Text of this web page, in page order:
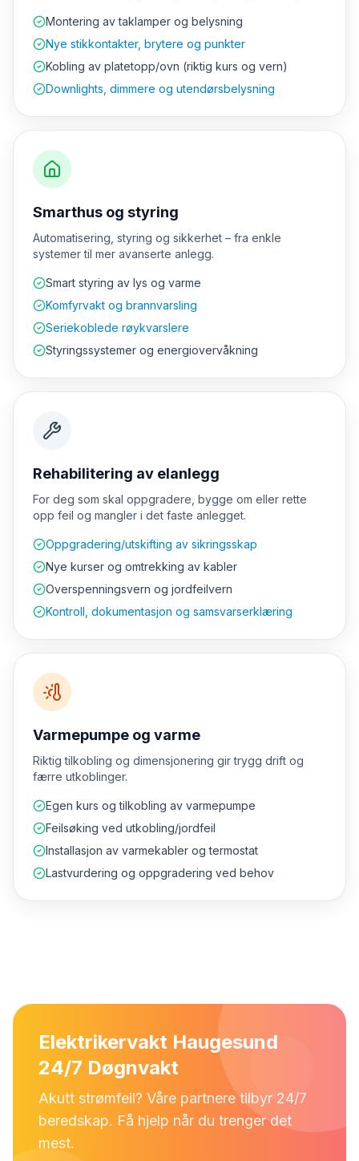
Montering av taklamper og belysning
Nye stikkontakter, brytere og punkter
Kobling av platetopp/ovn (riktig kurs og vern)
Downlights, dimmere og utendørsbelysning
Smarthus og styring
Automatisering, styring og sikkerhet – fra enkle
systemer til mer avanserte anlegg.
Smart styring av lys og varme
Komfyrvakt og brannvarsling
Seriekoblede røykvarslere
Styringssystemer og energiovervåkning
Rehabilitering av elanlegg
For deg som skal oppgradere, bygge om eller rette
opp feil og mangler i det faste anlegget.
Oppgradering/utskifting av sikringsskap
Nye kurser og omtrekking av kabler
Overspenningsvern og jordfeilvern
Kontroll, dokumentasjon og samsvarserklæring
Varmepumpe og varme
Riktig tilkobling og dimensjonering gir trygg drift og
færre utkoblinger.
Egen kurs og tilkobling av varmepumpe
Feilsøking ved utkobling/jordfeil
Installasjon av varmekabler og termostat
Lastvurdering og oppgradering ved behov
Elektrikervakt Haugesund
24/7 Døgnvakt
Akutt strømfeil? Våre partnere tilbyr 24/7
beredskap. Få hjelp når du trenger det
mest.